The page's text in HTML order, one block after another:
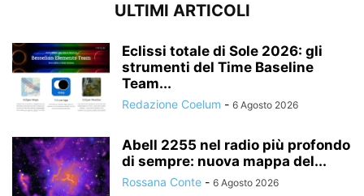
ULTIMI ARTICOLI
Eclissi totale di Sole 2026: gli
strumenti del Time Baseline
Team...
Redazione Coelum - 6 Agosto 2026
Abell 2255 nel radio più profondo
di sempre: nuova mappa del...
Rossana Conte - 6 Agosto 2026